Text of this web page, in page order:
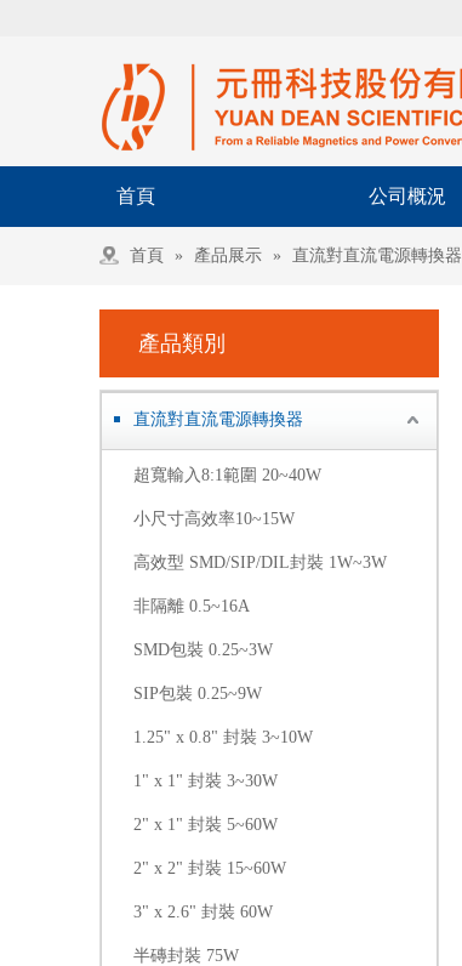
首頁 公司概況
首頁 » 產品展示 » 直流對直流電源轉換器
產品類別
直流對直流電源轉換器
超寬輸入8:1範圍 20~40W
小尺寸高效率10~15W
高效型 SMD/SIP/DIL封裝 1W~3W
非隔離 0.5~16A
SMD包裝 0.25~3W
SIP包裝 0.25~9W
1.25" x 0.8" 封裝 3~10W
1" x 1" 封裝 3~30W
2" x 1" 封裝 5~60W
2" x 2" 封裝 15~60W
3" x 2.6" 封裝 60W
半磚封裝 75W